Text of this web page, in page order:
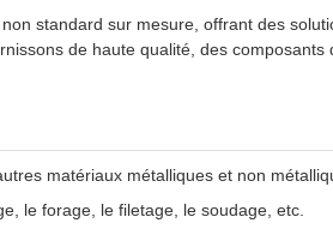
standard sur mesure, offrant des
de haute qualité, des composants
matériaux métalliques et non
le forage, le filetage, le soudage, etc.